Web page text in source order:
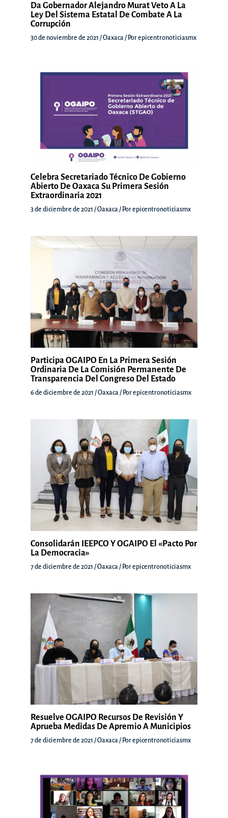
Da Gobernador Alejandro Murat Veto A La
Ley Del Sistema Estatal De Combate A La
Corrupción
30 de noviembre de 2021 /Oaxaca / Porepicentronoticiasmx
Celebra Secretariado Técnico De Gobierno
Abierto De Oaxaca Su Primera Sesión
Extraordinaria 2021
3 de diciembre de 2021 /Oaxaca / Porepicentronoticiasmx
Participa OGAIPO En La Primera Sesión
Ordinaria De La Comisión Permanente De
Transparencia Del Congreso Del Estado
6 de diciembre de 2021 /Oaxaca / Porepicentronoticiasmx
Consolidarán IEEPCO Y OGAIPO El «Pacto Por
La Democracia»
7 de diciembre de 2021 /Oaxaca / Porepicentronoticiasmx
Resuelve OGAIPO Recursos De Revisión Y
Aprueba Medidas De Apremio A Municipios
7 de diciembre de 2021 /Oaxaca / Porepicentronoticiasmx